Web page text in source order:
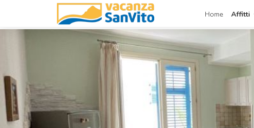
Home Affitti